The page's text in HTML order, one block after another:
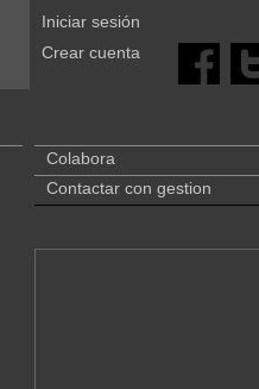
Iniciar sesión
Crear cuenta
Colabora
Contactar con gestion